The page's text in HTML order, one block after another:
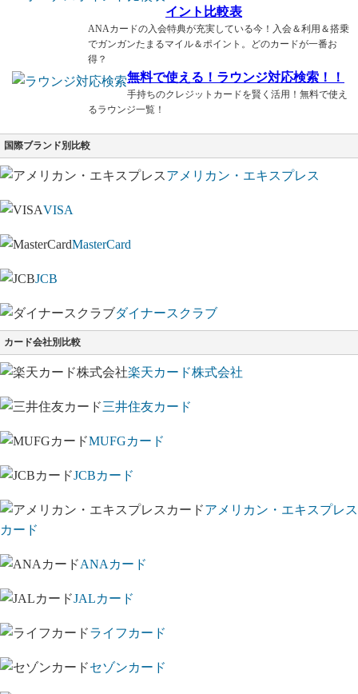
イント比較表
ANAカードの入会特典が充実している今！入会＆利用＆搭乗
でガンガンたまるマイル＆ポイント。どのカードが一番お
得？
無料で使える！ラウンジ対応検索！！
手持ちのクレジットカードを賢く活用！無料で使え
るラウンジ一覧！
国際ブランド別比較
アメリカン・エキスプレス
VISA
MasterCard
JCB
ダイナースクラブ
カード会社別比較
楽天カード株式会社
三井住友カード
MUFGカード
JCBカード
アメリカン・エキスプレス
カード
ANAカード
JALカード
ライフカード
セゾンカード